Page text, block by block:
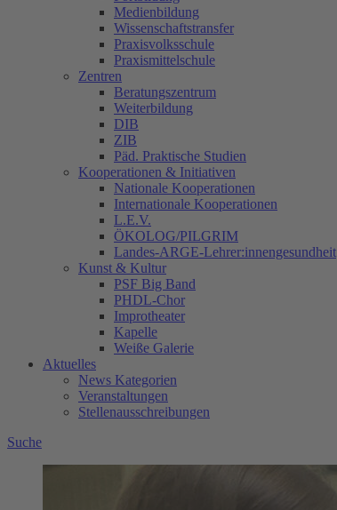
Medienbildung
Wissenschaftstransfer
Praxisvolksschule
Praxismittelschule
Zentren
Beratungszentrum
Weiterbildung
DIB
ZIB
Päd. Praktische Studien
Kooperationen & Initiativen
Nationale Kooperationen
Internationale Kooperationen
L.E.V.
ÖKOLOG/PILGRIM
Landes-ARGE-Lehrer:innengesundheit
Kunst & Kultur
PSF Big Band
PHDL-Chor
Improtheater
Kapelle
Weiße Galerie
Aktuelles
News Kategorien
Veranstaltungen
Stellenausschreibungen
Suche